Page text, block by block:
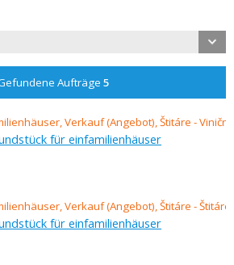
Aufträge 5
für einfamilienhäuser
für einfamilienhäuser